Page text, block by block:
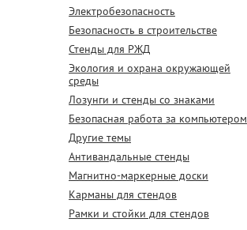
Электробезопасность
Безопасность в строительстве
Стенды для РЖД
Экология и охрана окружающей
среды
Лозунги и стенды со знаками
Безопасная работа за компьютером
Другие темы
Антивандальные стенды
Магнитно-маркерные доски
Карманы для стендов
Рамки и стойки для стендов